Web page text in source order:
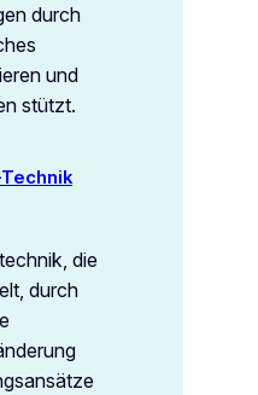
durch
und
stützt.
die
durch